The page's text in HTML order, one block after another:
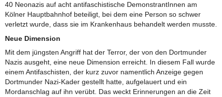
40 Neonazis auf acht antifaschistische DemonstrantInnen am
Kölner Hauptbahnhof beteiligt, bei dem eine Person so schwer
verletzt wurde, dass sie im Krankenhaus behandelt werden musste.
Neue Dimension
Mit dem jüngsten Angriff hat der Terror, der von den Dortmunder
Nazis ausgeht, eine neue Dimension erreicht. In diesem Fall wurde
einem Antifaschisten, der kurz zuvor namentlich Anzeige gegen
Dortmunder Nazi-Kader gestellt hatte, aufgelauert und ein
Mordanschlag auf ihn verübt. Das weckt Erinnerungen an die Zeit